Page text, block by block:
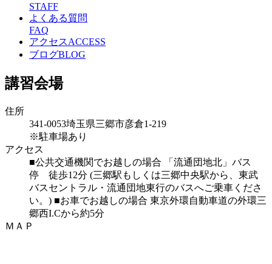
STAFF
よくある質問
FAQ
アクセスACCESS
ブログBLOG
講習会場
住所
341-0053埼玉県三郷市彦倉1-219
※駐車場あり
アクセス
■公共交通機関でお越しの場合 「流通団地北」バス
停 徒歩12分 (三郷駅もしくは三郷中央駅から、東武
バスセントラル・流通団地東行のバスへご乗車くださ
い。) ■お車でお越しの場合 東京外環自動車道の外環三
郷西I.Cから約5分
ＭＡＰ